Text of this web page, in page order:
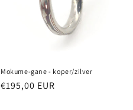
Mokume-gane - koper/zilver
Normale
€195,00 EUR